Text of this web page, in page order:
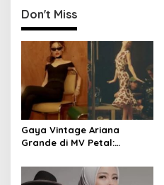
n
a
g
a
t
i
o
Don't Miss
Gaya Vintage Ariana
Grande di MV Petal: